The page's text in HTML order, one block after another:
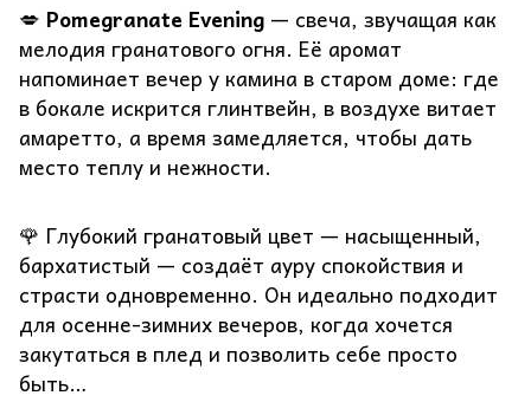
💋 Pomegranate Evening — свеча, звучащая как
мелодия гранатового огня. Её аромат
напоминает вечер у камина в старом доме: где
в бокале искрится глинтвейн, в воздухе витает
амаретто, а время замедляется, чтобы дать
место теплу и нежности.
🌹 Глубокий гранатовый цвет — насыщенный,
бархатистый — создаёт ауру спокойствия и
страсти одновременно. Он идеально подходит
для осенне-зимних вечеров, когда хочется
закутаться в плед и позволить себе просто
быть…